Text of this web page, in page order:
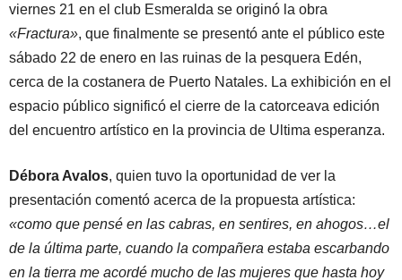
viernes 21 en el club Esmeralda se originó la obra
«Fractura», que finalmente se presentó ante el público este
sábado 22 de enero en las ruinas de la pesquera Edén,
cerca de la costanera de Puerto Natales. La exhibición en el
espacio público significó el cierre de la catorceava edición
del encuentro artístico en la provincia de Ultima esperanza.
Débora Avalos, quien tuvo la oportunidad de ver la
presentación comentó acerca de la propuesta artística:
«como que pensé en las cabras, en sentires, en ahogos…el
de la última parte, cuando la compañera estaba escarbando
en la tierra me acordé mucho de las mujeres que hasta hoy